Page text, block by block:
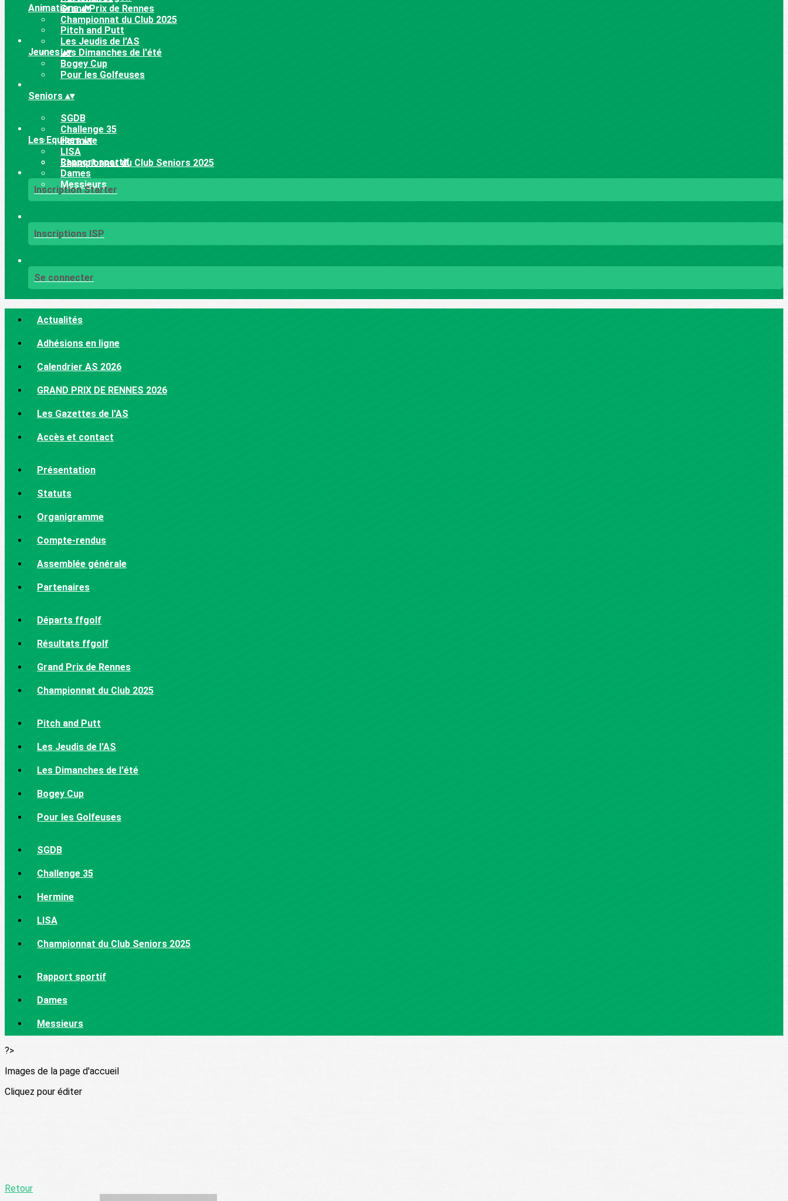
Grand Prix de Rennes
Championnat du Club 2025
Animations▴▾
Pitch and Putt
Les Jeudis de l'AS
Les Dimanches de l'été
Bogey Cup
Pour les Golfeuses
Jeunes▴▾
Seniors ▴▾
SGDB
Challenge 35
Hermine
LISA
Championnat du Club Seniors 2025
Les Equipes▴▾
Rapport sportif
Dames
Messieurs
Inscription Starter
Inscriptions ISP
Se connecter
Actualités
Adhésions en ligne
Calendrier AS 2026
GRAND PRIX DE RENNES 2026
Les Gazettes de l'AS
Accès et contact
Présentation
Statuts
Organigramme
Compte-rendus
Assemblée générale
Partenaires
Départs ffgolf
Résultats ffgolf
Grand Prix de Rennes
Championnat du Club 2025
Pitch and Putt
Les Jeudis de l'AS
Les Dimanches de l'été
Bogey Cup
Pour les Golfeuses
SGDB
Challenge 35
Hermine
LISA
Championnat du Club Seniors 2025
Rapport sportif
Dames
Messieurs
?>
Images de la page d'accueil
Cliquez pour éditer
Retour